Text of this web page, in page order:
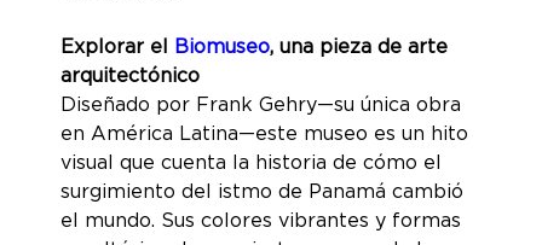
Explorar el Biomuseo, una pieza de arte
arquitectónico
Diseñado por Frank Gehry—su única obra
en América Latina—este museo es un hito
visual que cuenta la historia de cómo el
surgimiento del istmo de Panamá cambió
el mundo. Sus colores vibrantes y formas